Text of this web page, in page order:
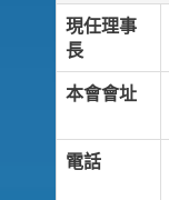
現任理事
長
本會會址
電話